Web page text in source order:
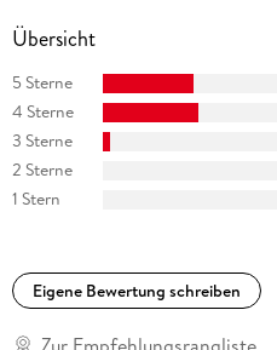
Übersicht
5 Sterne
4 Sterne
3 Sterne
2 Sterne
1 Stern
Eigene Bewertung schreiben